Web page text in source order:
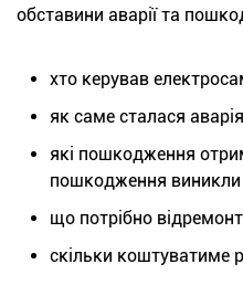
обставини аварії та
хто керував
як саме сталася
які пошкодження
пошкодження виникли
що потрібно
скільки коштуватиме